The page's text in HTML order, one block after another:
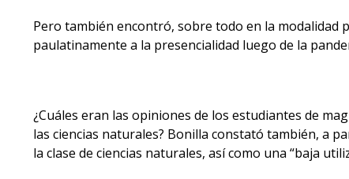
Pero también encontró, sobre todo en la modalidad
paulatinamente a la presencialidad luego de la
¿Cuáles eran las opiniones de los estudiantes de
las ciencias naturales? Bonilla constató también, a
la clase de ciencias naturales, así como una “baja